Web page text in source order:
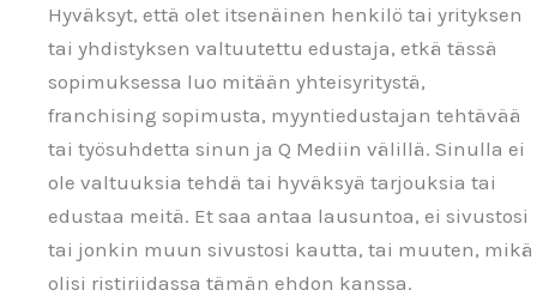
Hyväksyt, että olet itsenäinen henkilö tai yrityksen
tai yhdistyksen valtuutettu edustaja, etkä tässä
sopimuksessa luo mitään yhteisyritystä,
franchising sopimusta, myyntiedustajan tehtävää
tai työsuhdetta sinun ja Q Mediin välillä. Sinulla ei
ole valtuuksia tehdä tai hyväksyä tarjouksia tai
edustaa meitä. Et saa antaa lausuntoa, ei sivustosi
tai jonkin muun sivustosi kautta, tai muuten, mikä
olisi ristiriidassa tämän ehdon kanssa.